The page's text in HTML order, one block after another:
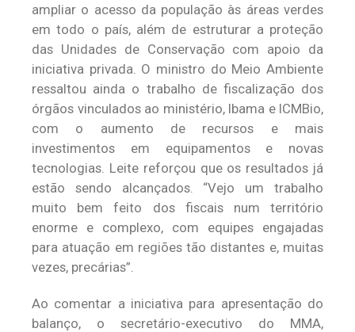
ampliar o acesso da população às áreas verdes
em todo o país, além de estruturar a proteção
das Unidades de Conservação com apoio da
iniciativa privada. O ministro do Meio Ambiente
ressaltou ainda o trabalho de fiscalização dos
órgãos vinculados ao ministério, Ibama e ICMBio,
com o aumento de recursos e mais
investimentos em equipamentos e novas
tecnologias. Leite reforçou que os resultados já
estão sendo alcançados. “Vejo um trabalho
muito bem feito dos fiscais num território
enorme e complexo, com equipes engajadas
para atuação em regiões tão distantes e, muitas
vezes, precárias”.
Ao comentar a iniciativa para apresentação do
balanço, o secretário-executivo do MMA,